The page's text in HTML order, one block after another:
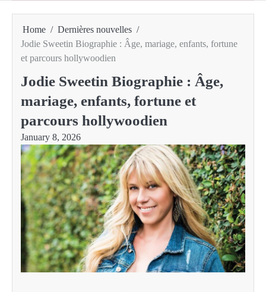
Home
Dernières nouvelles
Jodie Sweetin Biographie : Âge, mariage, enfants, fortune
et parcours hollywoodien
Jodie Sweetin Biographie : Âge,
mariage, enfants, fortune et
parcours hollywoodien
January 8, 2026